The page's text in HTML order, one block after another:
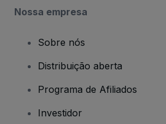
Nossa empresa
Sobre nós
Distribuição aberta
Programa de Afiliados
Investidor